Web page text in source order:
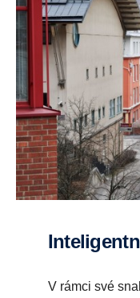
V rámci své